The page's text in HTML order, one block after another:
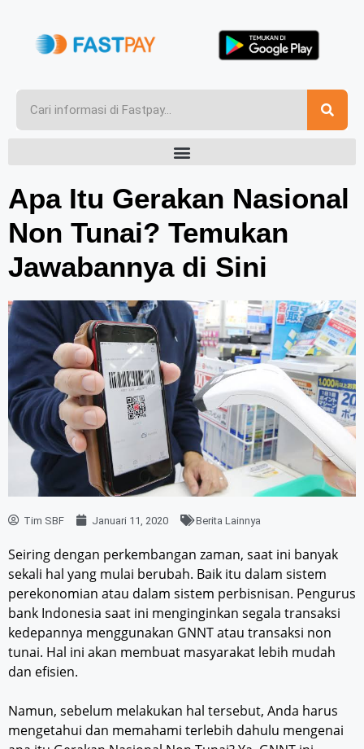
Apa Itu Gerakan Nasional
Non Tunai? Temukan
Jawabannya di Sini
Tim SBF Januari 11, 2020 Berita Lainnya
Seiring dengan perkembangan zaman, saat ini banyak
sekali hal yang mulai berubah. Baik itu dalam sistem
perekonomian atau dalam sistem perbisnisan. Pengurus
bank Indonesia saat ini menginginkan segala transaksi
kedepannya menggunakan GNNT atau transaksi non
tunai. Hal ini akan membuat masyarakat lebih mudah
dan efisien.
Namun, sebelum melakukan hal tersebut, Anda harus
mengetahui dan memahami terlebih dahulu mengenai